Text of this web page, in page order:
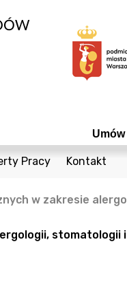
Umów się na
wynajęcia
Pracy Kontakt
w zakresie
stomatologii i